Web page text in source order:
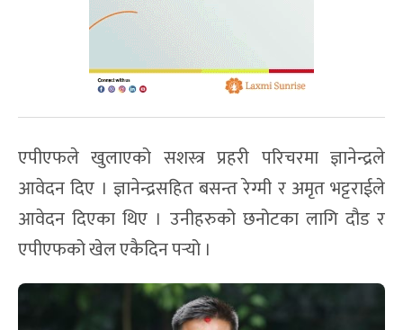
एपीएफले खुलाएको सशस्त्र प्रहरी परिचरमा ज्ञानेन्द्रले
आवेदन दिए । ज्ञानेन्द्रसहित बसन्त रेग्मी र अमृत भट्टराईले
आवेदन दिएका थिए । उनीहरुको छनोटका लागि दौड र
एपीएफको खेल एकैदिन पर्‍यो ।